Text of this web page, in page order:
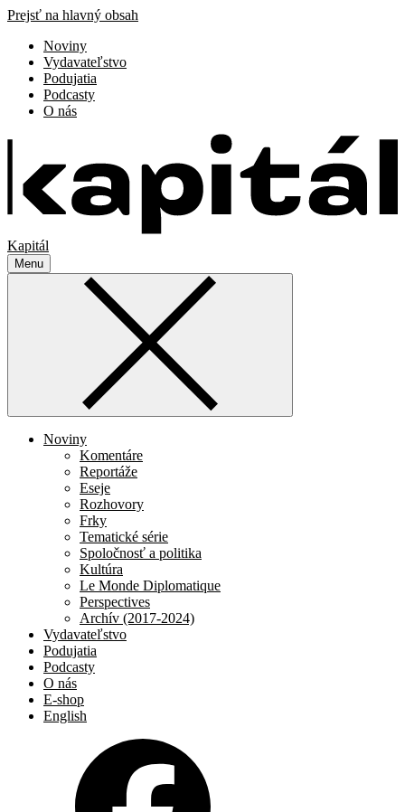
Prejsť na hlavný obsah
Noviny
Vydavateľstvo
Podujatia
Podcasty
O nás
Kapitál
Menu
Noviny
Komentáre
Reportáže
Eseje
Rozhovory
Frky
Tematické série
Spoločnosť a politika
Kultúra
Le Monde Diplomatique
Perspectives
Archív (2017-2024)
Vydavateľstvo
Podujatia
Podcasty
O nás
E-shop
English